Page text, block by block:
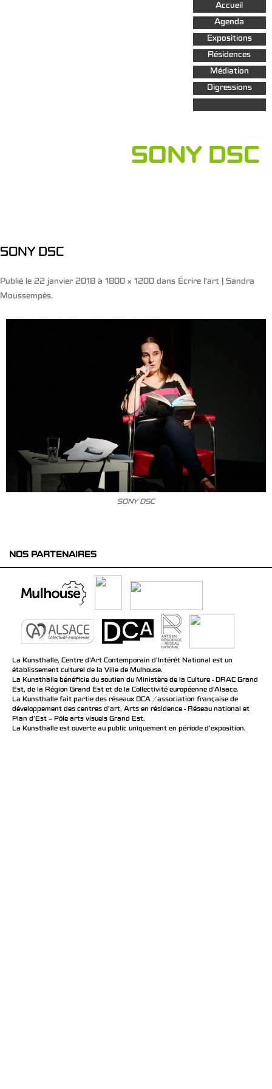
Aller au
contenu
principal
Accueil
Agenda
Expositions
Résidences
Médiation
Digressions
SONY DSC
SONY DSC
Publié le 22 janvier 2018 à 1800 × 1200 dans Écrire l’art | Sandra
Moussempès.
SONY DSC
NOS PARTENAIRES
La Kunsthalle, Centre d’Art Contemporain d’Intérêt National est un
établissement culturel de la Ville de Mulhouse.
La Kunsthalle bénéficie du soutien du Ministère de la Culture - DRAC Grand
Est, de la Région Grand Est et de la Collectivité européenne d’Alsace.
La Kunsthalle fait partie des réseaux DCA / association française de
développement des centres d'art, Arts en résidence - Réseau national et
Plan d’Est – Pôle arts visuels Grand Est.
La Kunsthalle est ouverte au public uniquement en période d'exposition.